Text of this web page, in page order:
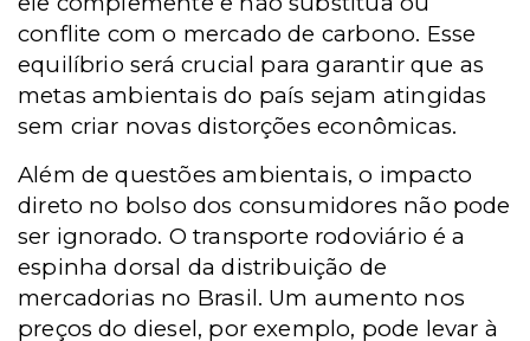
conflite com o mercado de carbono. Esse
equilíbrio será crucial para garantir que as
metas ambientais do país sejam atingidas
sem criar novas distorções econômicas.
Além de questões ambientais, o impacto
direto no bolso dos consumidores não pode
ser ignorado. O transporte rodoviário é a
espinha dorsal da distribuição de
mercadorias no Brasil. Um aumento nos
preços do diesel, por exemplo, pode levar à